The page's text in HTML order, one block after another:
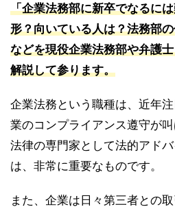
「企業法務部に新卒でなるに
形？向いている人は？法務部
などを現役企業法務部や弁護
解説して参ります。
企業法務という職種は、近年
業のコンプライアンス遵守が
法律の専門家として法的アド
は、非常に重要なものです。
また、企業は日々第三者との